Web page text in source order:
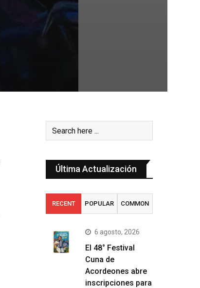
Última Actualización
RECENT POPULAR COMMON
6 agosto, 2026
El 48° Festival
Cuna de
Acordeones abre
inscripciones para